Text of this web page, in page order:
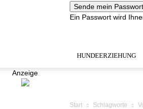
Ein Passwort wird
HUNDEERZIEHUNG
Anzeige
Start Schlagworte